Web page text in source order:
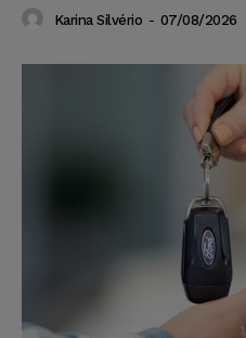
Karina Silvério - 07/08/2026